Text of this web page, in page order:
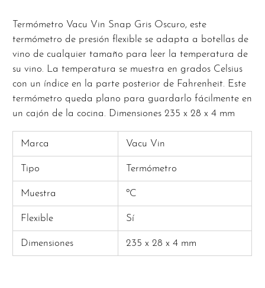
Termómetro Vacu Vin Snap Gris Oscuro, este
termómetro de presión flexible se adapta a botellas de
vino de cualquier tamaño para leer la temperatura de
su vino. La temperatura se muestra en grados Celsius
con un índice en la parte posterior de Fahrenheit. Este
termómetro queda plano para guardarlo fácilmente en
un cajón de la cocina. Dimensiones 235 x 28 x 4 mm
Marca Vacu Vin
Tipo Termómetro
Muestra ºC
Flexible Sí
Dimensiones 235 x 28 x 4 mm